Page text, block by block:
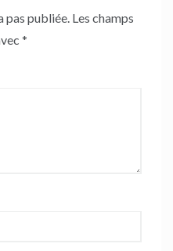
pas publiée. Les champs
*